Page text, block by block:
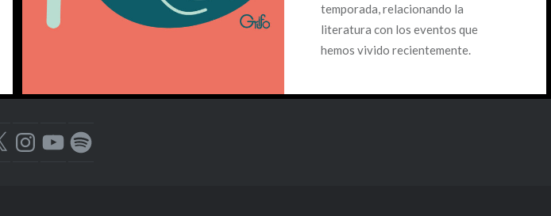
temporada, relacionando la
literatura con los eventos que
hemos vivido recientemente.
«Carta a Alfonsina», que puedes
InstagramYouTubeSpotify